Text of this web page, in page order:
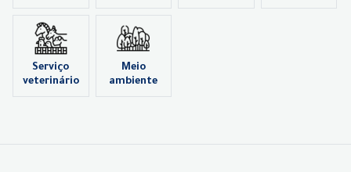
Serviço
veterinário
Meio
ambiente